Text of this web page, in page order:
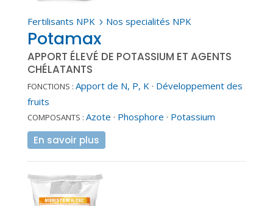
Fertilisants NPK5 Nos specialités NPK
Potamax
APPORT ÉLEVÉ DE POTASSIUM ET AGENTS
CHÉLATANTS
FONCTIONS : Apport de N, P, K · Développement des
fruits
COMPOSANTS : Azote · Phosphore · Potassium
En savoir plus